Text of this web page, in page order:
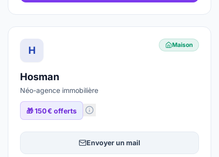
H Maison
Hosman
Néo-agence immobilière
🎁150 € offerts
Envoyer un mail